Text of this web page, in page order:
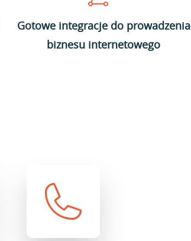
Gotowe integracje do prowadzenia
biznesu internetowego